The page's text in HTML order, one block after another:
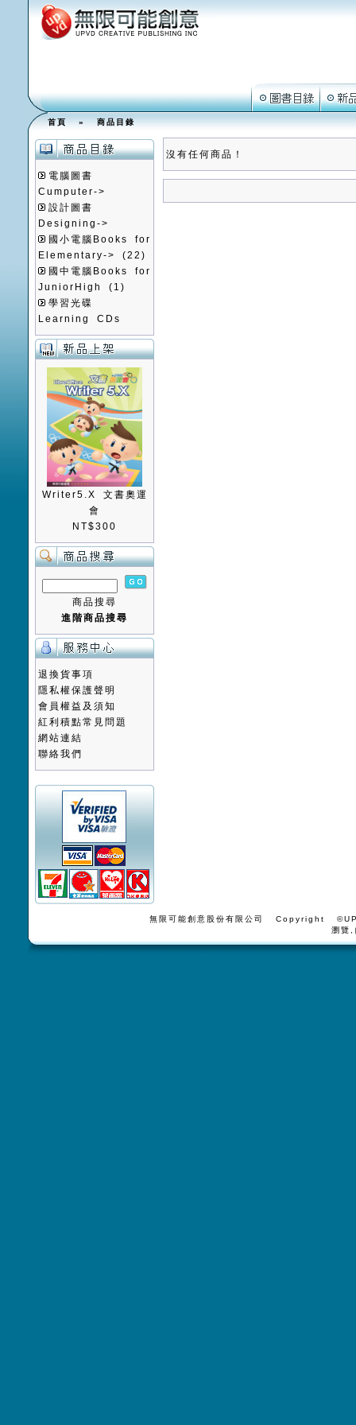
首頁»商品目錄
電腦圖書
Cumputer->
設計圖書
Designing->
國小電腦Books for
Elementary->
(22)
國中電腦Books for
JuniorHigh
(1)
學習光碟
Learning CDs
Writer5.X 文書奧運
會
NT$300
商品搜尋
進階商品搜尋
退換貨事項
隱私權保護聲明
會員權益及須知
紅利積點常見問題
網站連結
聯絡我們
沒有任何商品！
無限可能創意股份有限公司 Copyright
瀏